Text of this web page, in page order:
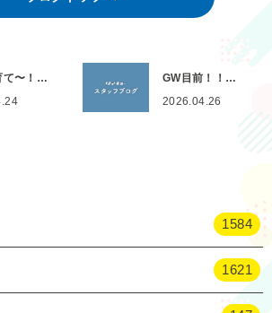
て〜！…
GW目前！！…
2026.04.26
1584
1621